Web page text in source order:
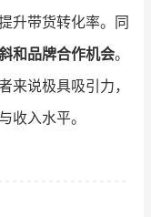
升带货转化率。同
和品牌合作机会。
来说极具吸引力，
收入水平。